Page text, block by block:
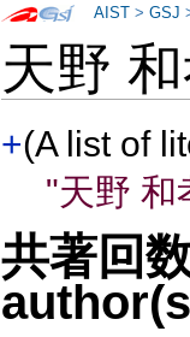
天野
+(A list of
"天野 和
共著回
AIST >GSJ